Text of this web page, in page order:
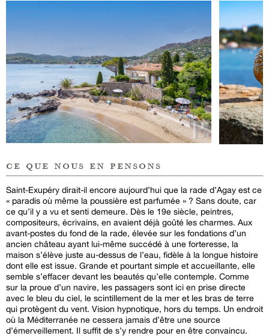
ce que nous en pensons
Saint-Exupéry dirait-il encore aujourd’hui que la rade d’Agay est ce
« paradis où même la poussière est parfumée » ? Sans doute, car
ce qu’il y a vu et senti demeure. Dès le 19e siècle, peintres,
compositeurs, écrivains, en avaient déjà goûté les charmes. Aux
avant-postes du fond de la rade, élevée sur les fondations d’un
ancien château ayant lui-même succédé à une forteresse, la
maison s’élève juste au-dessus de l’eau, fidèle à la longue histoire
dont elle est issue. Grande et pourtant simple et accueillante, elle
semble s’effacer devant les beautés qu’elle contemple. Comme
sur la proue d’un navire, les passagers sont ici en prise directe
avec le bleu du ciel, le scintillement de la mer et les bras de terre
qui protègent du vent. Vision hypnotique, hors du temps. Un endroit
où la Méditerranée ne cessera jamais d’être une source
d’émerveillement. Il suffit de s’y rendre pour en être convaincu.